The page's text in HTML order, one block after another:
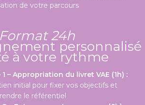
de votre parcours
Format 24h
personnalisé
à votre rythme
1 – Appropriation du livret VAE (1h) :
initial pour fixer vos objectifs et
le référentiel